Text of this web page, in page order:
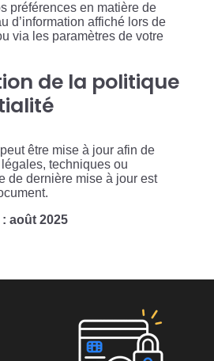
préférences en matière de
d’information affiché lors de
via les paramètres de votre
de la politique
être mise à jour afin de
techniques ou
de dernière mise à jour est
août 2025